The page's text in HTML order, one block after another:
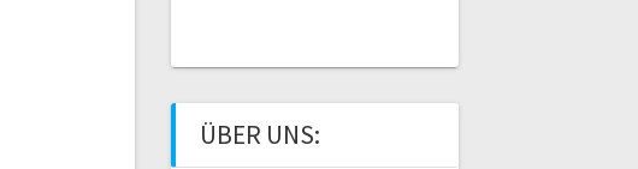
ÜBER UNS: